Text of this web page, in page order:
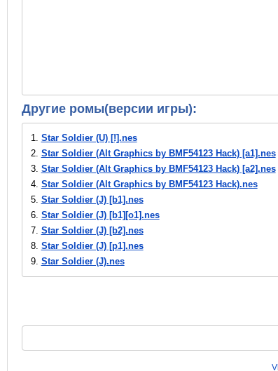
Другие ромы(версии игры):
1. Star Soldier (U) [!].nes
2. Star Soldier (Alt Graphics by BMF54123 Hack) [a1].nes
3. Star Soldier (Alt Graphics by BMF54123 Hack) [a2].nes
4. Star Soldier (Alt Graphics by BMF54123 Hack).nes
5. Star Soldier (J) [b1].nes
6. Star Soldier (J) [b1][o1].nes
7. Star Soldier (J) [b2].nes
8. Star Soldier (J) [p1].nes
9. Star Soldier (J).nes